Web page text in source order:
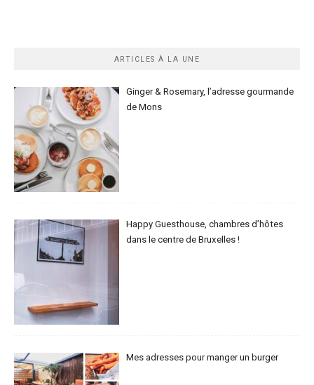
ARTICLES À LA UNE
Ginger & Rosemary, l’adresse gourmande
de Mons
Happy Guesthouse, chambres d’hôtes
dans le centre de Bruxelles !
Mes adresses pour manger un burger